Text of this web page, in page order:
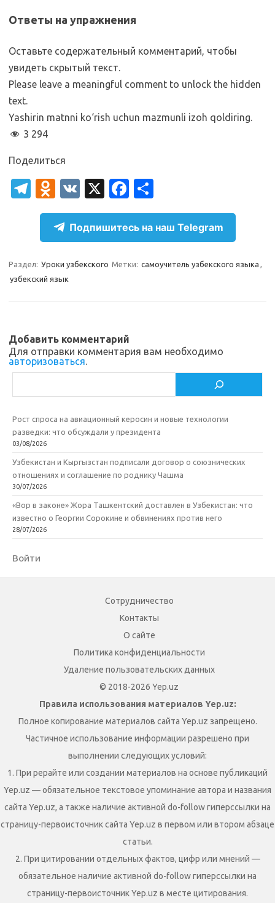
Ответы на упражнения
Оставьте содержательный комментарий, чтобы
увидеть скрытый текст.
Please leave a meaningful comment to unlock the hidden
text.
Yashirin matnni ko‘rish uchun mazmunli izoh qoldiring.
3 294
Поделиться
T
el
gr
a
m
O
d
n
o
kl
as
i
V
K
X
Fa
c
e
b
o
т
п
р
а
ь
Подпишитесь на наш Telegram
Раздел: Уроки узбекского Метки: самоучитель узбекского языка ,
узбекский язык
Добавить комментарий
Для отправки комментария вам необходимо
авторизоваться.
Рост спроса на авиационный керосин и новые технологии
разведки: что обсуждали у президента
03/08/2026
Узбекистан и Кыргызстан подписали договор о союзнических
отношениях и соглашение по роднику Чашма
30/07/2026
«Вор в законе» Жора Ташкентский доставлен в Узбекистан: что
известно о Георгии Сорокине и обвинениях против него
28/07/2026
Войти
Сотрудничество
Контакты
О сайте
Политика конфиденциальности
Удаление пользовательских данных
© 2018-2026 Yep.uz
Правила использования материалов Yep.uz:
Полное копирование материалов сайта Yep.uz запрещено.
Частичное использование информации разрешено при
выполнении следующих условий:
1. При рерайте или создании материалов на основе публикаций
Yep.uz — обязательное текстовое упоминание автора и названия
сайта Yep.uz, а также наличие активной do-follow гиперссылки на
страницу-первоисточник сайта Yep.uz в первом или втором абзаце
статьи.
2. При цитировании отдельных фактов, цифр или мнений —
обязательное наличие активной do-follow гиперссылки на
страницу-первоисточник Yep.uz в месте цитирования.